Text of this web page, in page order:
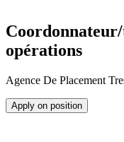
opérations
Agence De Placement
Apply on position